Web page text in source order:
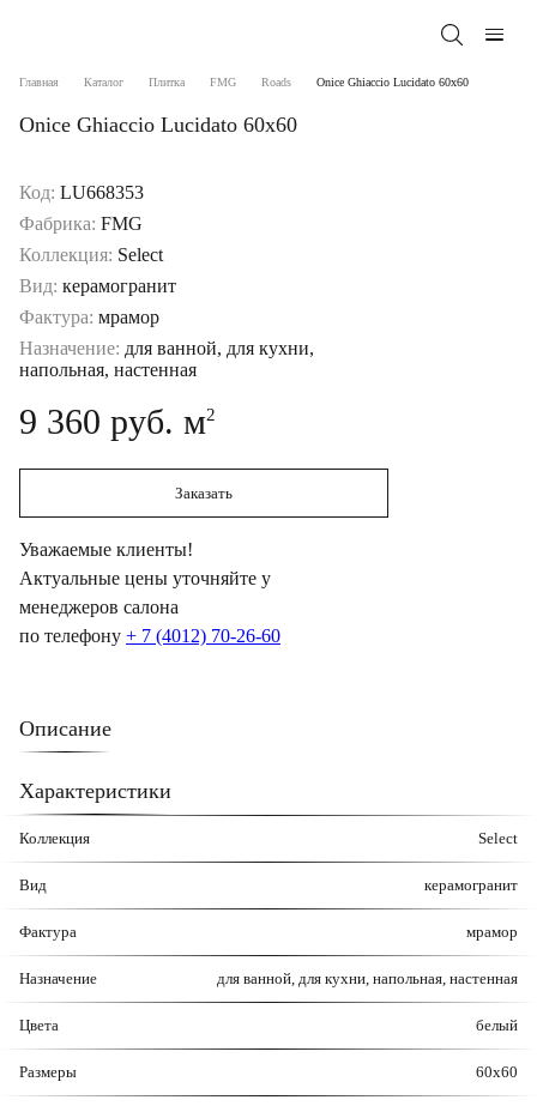
Главная Каталог Плитка FMG Roads Onice Ghiaccio Lucidato 60x60
Onice Ghiaccio Lucidato 60x60
Код: LU668353
Фабрика: FMG
Коллекция: Select
Вид: керамогранит
Фактура: мрамор
Назначение: для ванной, для кухни,
напольная, настенная
9 360 руб. м2
Заказать
Уважаемые клиенты!
Актуальные цены уточняйте у
менеджеров салона
по телефону + 7 (4012) 70-26-60
Описание
Характеристики
Коллекция Select
Вид керамогранит
Фактура мрамор
Назначение для ванной, для кухни, напольная, настенная
Цвета белый
Размеры 60x60